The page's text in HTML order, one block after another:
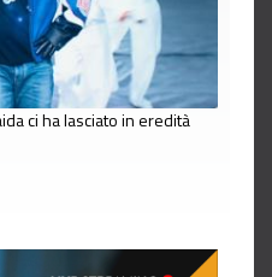
ci ha lasciato in eredità